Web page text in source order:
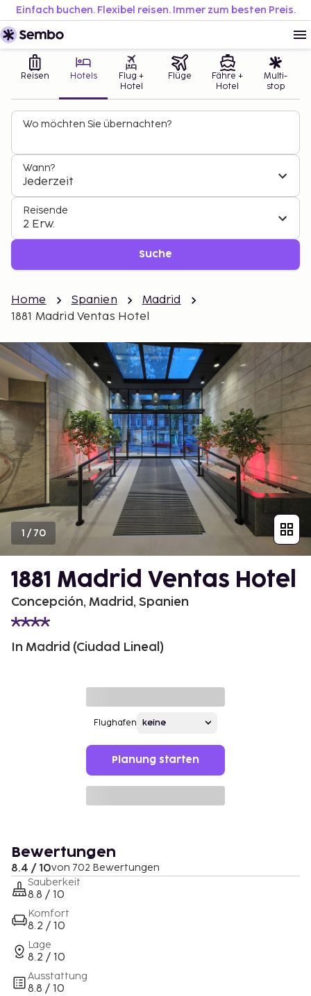
Einfach buchen. Flexibel reisen. Immer zum besten Preis.
Reisen Hotels
Flug +
Hotel
Flüge
Fähre +
Hotel
Multi-
stop
Wo möchten Sie übernachten?
Wann?
Jederzeit
Reisende
2 Erw.
Suche
Home Spanien
Madrid
1881 Madrid Ventas Hotel
1 /70
1881 Madrid Ventas Hotel
Concepción, Madrid, Spanien
In Madrid (Ciudad Lineal)
Flughafen
Planung starten
Bewertungen
8.4 / 10von 702 Bewertungen
Sauberkeit
8.8 / 10
Komfort
8.2 / 10
Lage
8.2 / 10
Ausstattung
8.8 / 10